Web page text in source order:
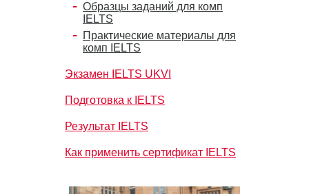
Образцы заданий для комп
IELTS
Практические материалы для
комп IELTS
Экзамен IELTS UKVI
Подготовка к IELTS
Результат IELTS
Как применить сертификат IELTS